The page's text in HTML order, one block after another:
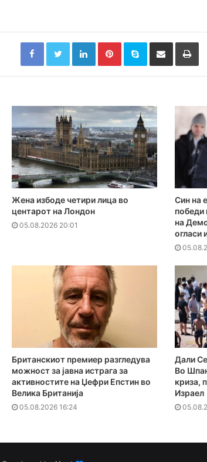
FacebookTwitterLinkedInPinterestSkype Сподели преку Е-маил
Жена избоде четири лица во
центарот на Лондон
05.08.2026 20:01
Син на
победи
на
огласи
Британскиот премиер разгледува
можност за јавна истрага за
активностите на Џефри Епстин во
Велика Британија
05.08.2026 16:24
Дали
Во
криза,
Израел